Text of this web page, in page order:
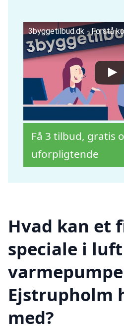
3byggetilbud.dk - Forstå
Få 3 tilbud, gratis
uforpligtende
Hvad kan et
speciale i
Ejstrupholm
med?